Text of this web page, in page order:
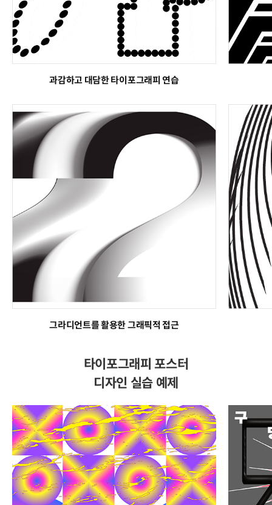
과감하고 대담한 타이포그래피 연습
그라디언트를 활용한 그래픽적 접근
타이포그래피 포스터
디자인 실습 예제